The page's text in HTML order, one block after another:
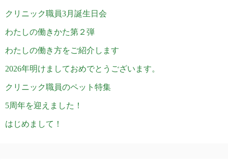
クリニック職員3月誕生日会
わたしの働きかた第２弾
わたしの働き方をご紹介します
2026年明けましておめでとうございます。
クリニック職員のペット特集
5周年を迎えました！
はじめまして！